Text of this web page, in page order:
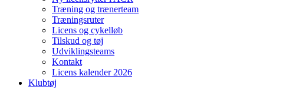
Træning og trænerteam
Træningsruter
Licens og cykelløb
Tilskud og tøj
Udviklingsteams
Kontakt
Licens kalender 2026
Klubtøj